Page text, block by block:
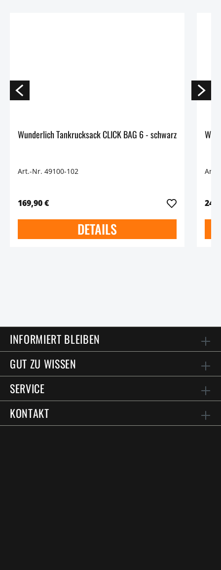
Wunderlich Tankrucksack CLICK BAG 6 - schwarz
Art.-Nr. 49100-102
169,90 €
DETAILS
Art.-
INFORMIERT BLEIBEN
GUT ZU WISSEN
SERVICE
KONTAKT